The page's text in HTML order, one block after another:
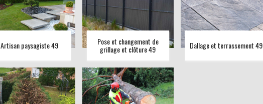
Artisan paysagiste 49 Pose et changement de
grillage et clôture 49 Dallage et terrassement 49